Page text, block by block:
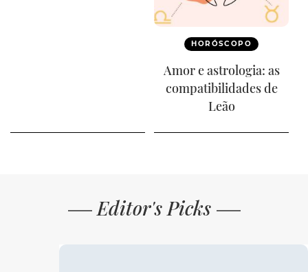
HORÓSCOPO
Amor e astrologia: as
compatibilidades de
Leão
Editor's Picks